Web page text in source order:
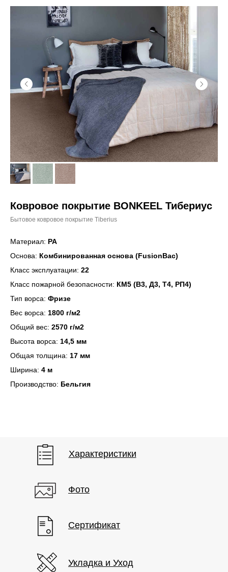
Ковровое покрытие BONKEEL Тибериус
Бытовое ковровое покрытие Tiberius
Материал: PA
Основа: Комбинированная основа (FusionBac)
Класс эксплуатации: 22
Класс пожарной безопасности: КМ5 (В3, Д3, Т4, РП4)
Тип ворса: Фризе
Вес ворса: 1800 г/м2
Общий вес: 2570 г/м2
Высота ворса: 14,5 мм
Общая толщина: 17 мм
Ширина: 4 м
Производство: Бельгия
Характеристики
Характеристики
Фото
Сертификат
Укладка и Уход